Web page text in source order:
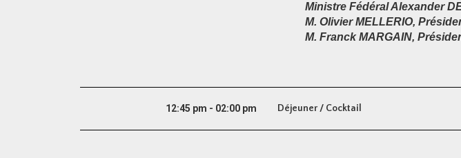
Ministre Fédéral Alexander
M. Olivier MELLERIO,
M. Franck MARGAIN,
12:45 pm - 02:00 pm Déjeuner / Cocktail